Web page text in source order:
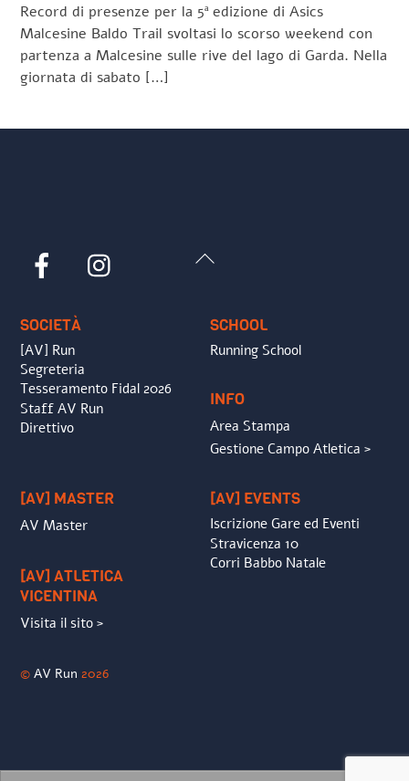
Record di presenze per la 5ª edizione di Asics
Malcesine Baldo Trail svoltasi lo scorso weekend con
partenza a Malcesine sulle rive del lago di Garda. Nella
giornata di sabato […]
Back
Facebook
SOCIETÀ
[AV] Run
Segreteria
Tesseramento Fidal 2026
Staff AV Run
Direttivo
SCHOOL
Running School
INFO
Area Stampa
Gestione Campo Atletica >
[AV] MASTER
AV Master
[AV] ATLETICA
VICENTINA
Visita il sito >
[AV] EVENTS
Iscrizione Gare ed Eventi
Stravicenza 10
Corri Babbo Natale
©AV Run 2026